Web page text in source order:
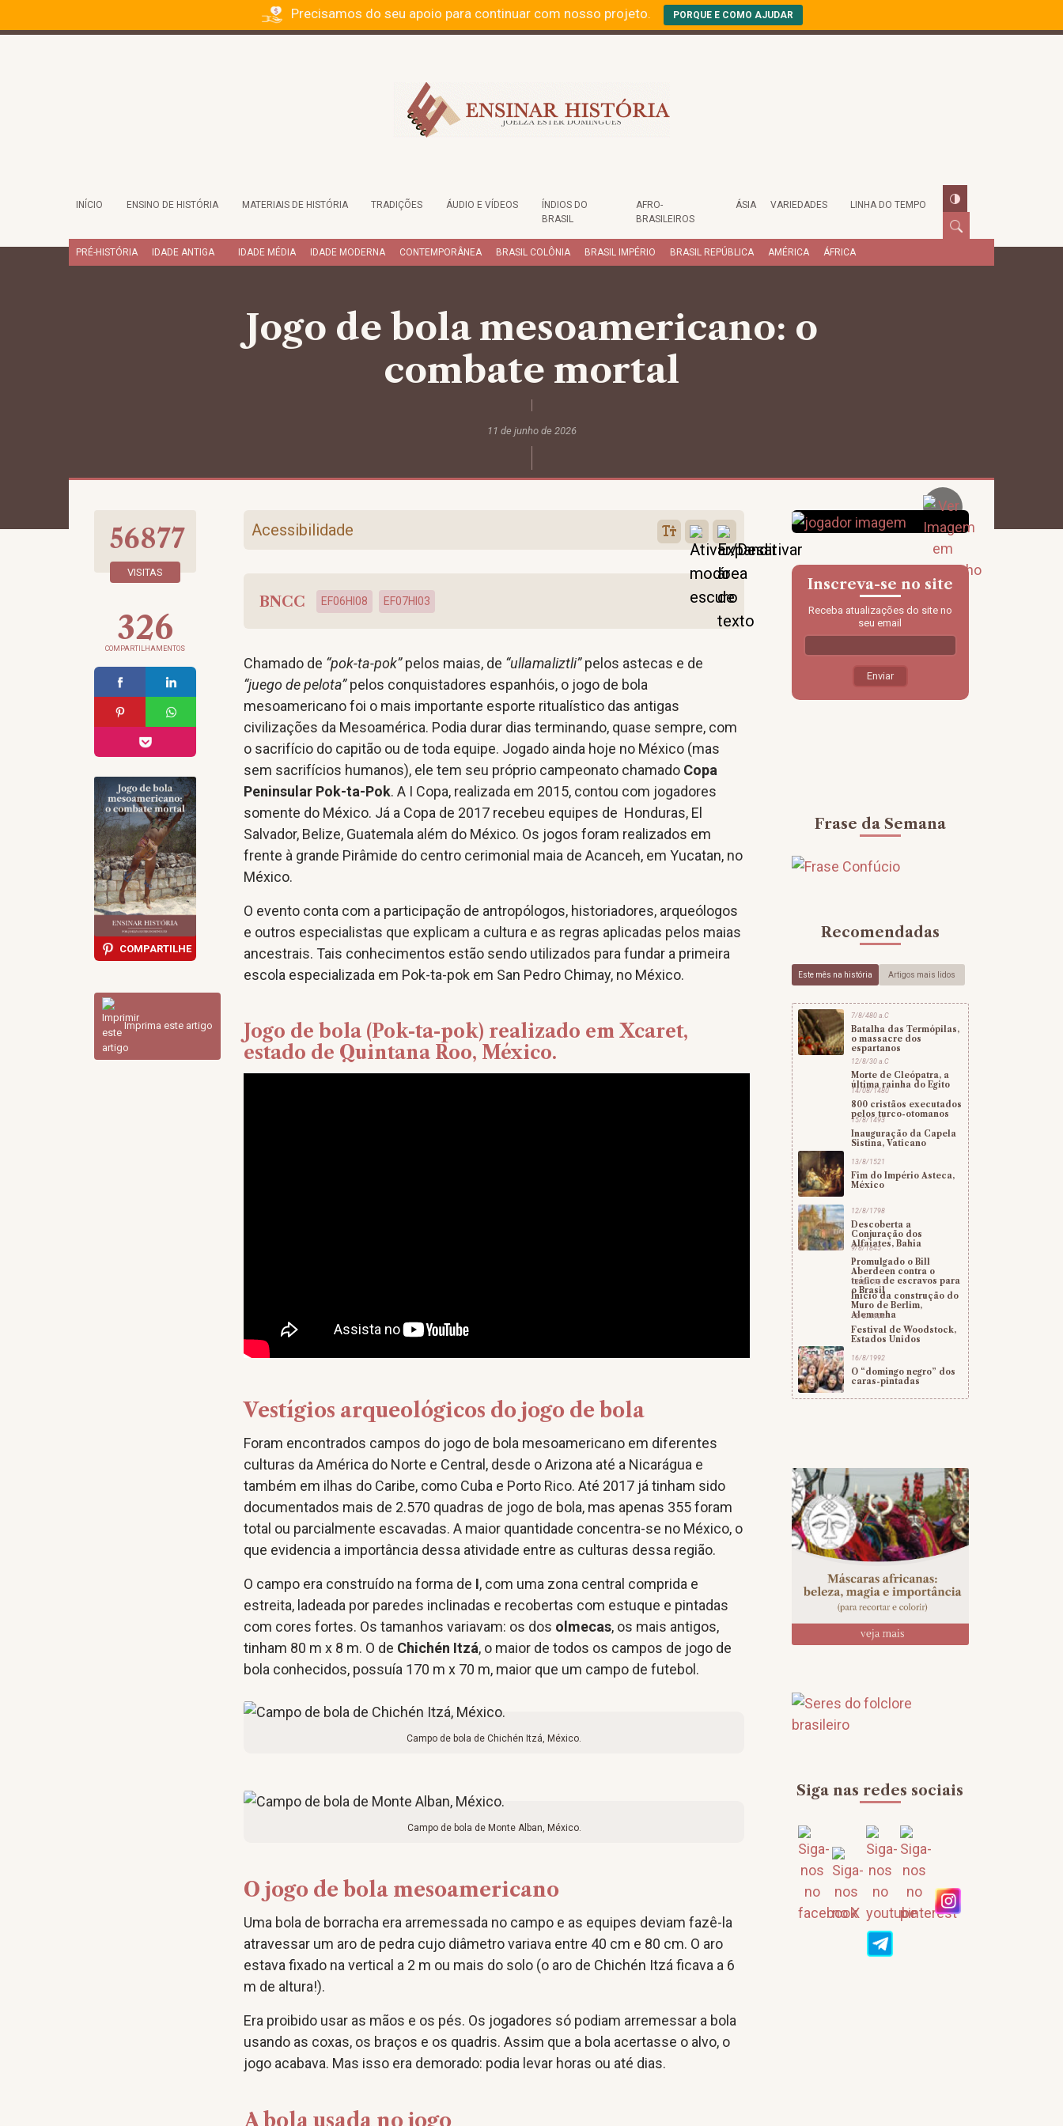
Precisamos do seu apoio para continuar com nosso projeto. PORQUE E COMO AJUDAR
INÍCIO ENSINO DE HISTÓRIA MATERIAIS DE HISTÓRIA TRADIÇÕES ÁUDIO E VÍDEOS
ÍNDIOS DO
BRASIL
AFRO-
BRASILEIROS
ÁSIA VARIEDADES LINHA DO TEMPO
PRÉ-HISTÓRIA IDADE ANTIGA IDADE MÉDIA IDADE MODERNA CONTEMPORÂNEA BRASIL COLÔNIA BRASIL IMPÉRIO BRASIL REPÚBLICA AMÉRICA ÁFRICA
Jogo de bola mesoamericano: o
combate mortal
11 de junho de 2026
56877
VISITAS
326
COMPARTILHAMENTOS
COMPARTILHE
Imprima este artigo
Acessibilidade
BNCC EF06HI08 EF07HI03
Chamado de “pok-ta-pok”pelos maias, de “ullamaliztli”pelos astecas e de
“juego de pelota”pelos conquistadores espanhóis, o jogo de bola
mesoamericano foi o mais importante esporte ritualístico das antigas
civilizações da Mesoamérica. Podia durar dias terminando, quase sempre, com
o sacrifício do capitão ou de toda equipe. Jogado ainda hoje no México (mas
sem sacrifícios humanos), ele tem seu próprio campeonato chamado Copa
Peninsular Pok-ta-Pok. A I Copa, realizada em 2015, contou com jogadores
somente do México. Já a Copa de 2017 recebeu equipes de Honduras, El
Salvador, Belize, Guatemala além do México. Os jogos foram realizados em
frente à grande Pirâmide do centro cerimonial maia de Acanceh, em Yucatan, no
México.
O evento conta com a participação de antropólogos, historiadores, arqueólogos
e outros especialistas que explicam a cultura e as regras aplicadas pelos maias
ancestrais. Tais conhecimentos estão sendo utilizados para fundar a primeira
escola especializada em Pok-ta-pok em San Pedro Chimay, no México.
Jogo de bola (Pok-ta-pok) realizado em Xcaret,
estado de Quintana Roo, México.
Vestígios arqueológicos do jogo de bola
Foram encontrados campos do jogo de bola mesoamericano em diferentes
culturas da América do Norte e Central, desde o Arizona até a Nicarágua e
também em ilhas do Caribe, como Cuba e Porto Rico. Até 2017 já tinham sido
documentados mais de 2.570 quadras de jogo de bola, mas apenas 355 foram
total ou parcialmente escavadas. A maior quantidade concentra-se no México, o
que evidencia a importância dessa atividade entre as culturas dessa região.
O campo era construído na forma de I, com uma zona central comprida e
estreita, ladeada por paredes inclinadas e recobertas com estuque e pintadas
com cores fortes. Os tamanhos variavam: os dos olmecas, os mais antigos,
tinham 80 m x 8 m. O de Chichén Itzá, o maior de todos os campos de jogo de
bola conhecidos, possuía 170 m x 70 m, maior que um campo de futebol.
Campo de bola de Chichén Itzá, México.
Campo de bola de Monte Alban, México.
O jogo de bola mesoamericano
Uma bola de borracha era arremessada no campo e as equipes deviam fazê-la
atravessar um aro de pedra cujo diâmetro variava entre 40 cm e 80 cm. O aro
estava fixado na vertical a 2 m ou mais do solo (o aro de Chichén Itzá ficava a 6
m de altura!).
Era proibido usar as mãos e os pés. Os jogadores só podiam arremessar a bola
usando as coxas, os braços e os quadris. Assim que a bola acertasse o alvo, o
jogo acabava. Mas isso era demorado: podia levar horas ou até dias.
A bola usada no jogo
Inscreva-se no site
Receba atualizações do site no
seu email
Frase da Semana
Recomendadas
Este mês na história Artigos mais lidos
7/8/480 a.C
Batalha das Termópilas,
o massacre dos
espartanos
12/8/30 a.C
Morte de Cleópatra, a
última rainha do Egito
14/08/1480
800 cristãos executados
pelos turco-otomanos
15/8/1493
Inauguração da Capela
Sistina, Vaticano
13/8/1521
Fim do Império Asteca,
México
12/8/1798
Descoberta a
Conjuração dos
Alfaiates, Bahia
9/8/1845
Promulgado o Bill
Aberdeen contra o
tráfico de escravos para
o Brasil
13/8/1961
Início da construção do
Muro de Berlim,
Alemanha
15/8/1969
Festival de Woodstock,
Estados Unidos
16/8/1992
O “domingo negro” dos
caras-pintadas
Siga nas redes sociais